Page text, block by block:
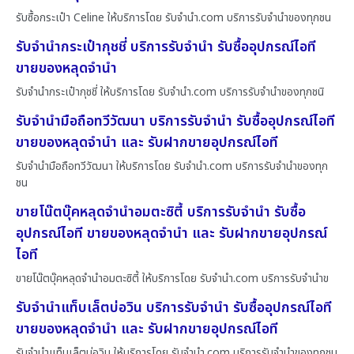
รับซื้อกระเป๋า Celine ให้บริการโดย รับจํานํา.com บริการรับจำนำของทุกชน
รับจำนำกระเป๋ากุชชี่ บริการรับจำนำ รับซื้ออุปกรณ์ไอที
ขายของหลุดจำนำ
รับจำนำกระเป๋ากุชชี่ ให้บริการโดย รับจํานํา.com บริการรับจำนำของทุกชนิ
รับจำนำมือถือทวีวัฒนา บริการรับจำนำ รับซื้ออุปกรณ์ไอที
ขายของหลุดจำนำ และ รับฝากขายอุปกรณ์ไอที
รับจำนำมือถือทวีวัฒนา ให้บริการโดย รับจํานํา.com บริการรับจำนำของทุก
ชน
ขายโน๊ตบุ๊คหลุดจำนำอมตะซิตี้ บริการรับจำนำ รับซื้อ
อุปกรณ์ไอที ขายของหลุดจำนำ และ รับฝากขายอุปกรณ์
ไอที
ขายโน๊ตบุ๊คหลุดจำนำอมตะซิตี้ ให้บริการโดย รับจํานํา.com บริการรับจำนำข
รับจำนำแท็บเล็ตบ่อวิน บริการรับจำนำ รับซื้ออุปกรณ์ไอที
ขายของหลุดจำนำ และ รับฝากขายอุปกรณ์ไอที